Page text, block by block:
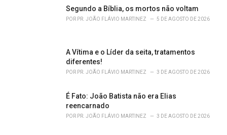
Segundo a Bíblia, os mortos não voltam
POR PR. JOÃO FLÁVIO MARTINEZ 5 DE AGOSTO DE 2026
A Vítima e o Líder da seita, tratamentos
diferentes!
POR PR. JOÃO FLÁVIO MARTINEZ 3 DE AGOSTO DE 2026
É Fato: João Batista não era Elias
reencarnado
POR PR. JOÃO FLÁVIO MARTINEZ 3 DE AGOSTO DE 2026